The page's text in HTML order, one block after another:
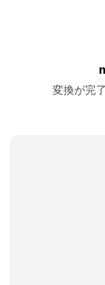
変換が完